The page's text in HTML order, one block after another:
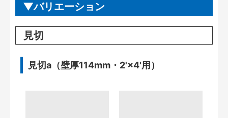
バリエーション
見切
見切a（壁厚114mm・2'×4'用）